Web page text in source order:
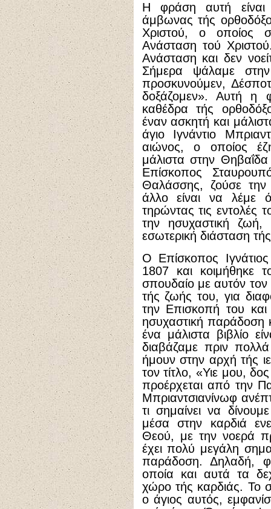
Η φράση αυτή είναι
άμβωνας τής
Χριστού, ο οποίος
Ανάσταση τού
Ανάσταση και δεν
Σήμερα ψάλαμε
προσκυνούμεν,
δοξάζομεν». Αυτή η
καθέδρα τής
έναν ασκητή και
άγιο Ιγνάντιο
αιώνος, ο οποίος
μάλιστα στην
Επίσκοπος
Θαλάσσης, ζούσε την
άλλο είναι να λέμε
τηρώντας τις εντολές
την ησυχαστική
εσωτερική διάσταση
Ο Επίσκοπος
1807 και κοιμήθηκε
σπουδαίο με αυτόν τον
τής ζωής του, για
την Επισκοπή του
ησυχαστική παράδοση
ένα μάλιστα βιβλίο
διαβάζαμε πριν
ήμουν στην αρχή τής
τον τίτλο, «Υιε μου,
προέρχεται από την
Μπριαντσιανίνωφ
τι σημαίνει να
μέσα στην καρδιά
Θεού, με την νοερά
έχει πολύ μεγάλη
παράδοση. Δηλαδή,
οποία και αυτά τα
χώρο τής καρδιάς. Το
ο άγιος αυτός,